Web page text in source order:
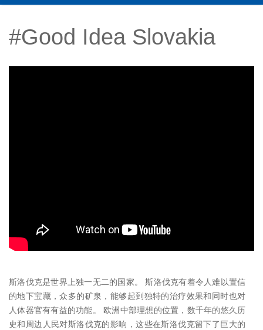
#Good Idea Slovakia
斯洛伐克是世界上独一无二的国家。 斯洛伐克有着令人难以置信
的地下宝藏，众多的矿泉，能够起到独特的治疗效果和同时也对
人体器官有有益的功能。 欧洲中部理想的位置，数千年的悠久历
史和周边人民对斯洛伐克的影响，这些在斯洛伐克留下了巨大的